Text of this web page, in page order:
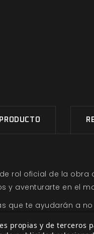
rol oficial de la obra
aventurarte en el
que te ayudarán a no
propias y de terceros